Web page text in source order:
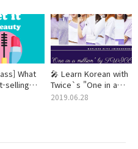
What
selling
🎤 Learn Korean with
Twice`s "One in a
million" 🎧
2019.06.28